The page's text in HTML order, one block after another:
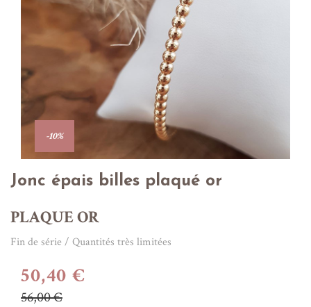
-10%
Jonc épais billes plaqué or
PLAQUE OR
Fin de série / Quantités très limitées
50,40 €
56,00 €